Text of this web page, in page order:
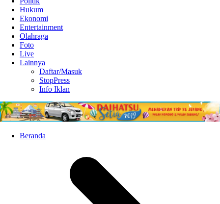
Hukum
Ekonomi
Entertainment
Olahraga
Foto
Live
Lainnya
Daftar/Masuk
StopPress
Info Iklan
Beranda